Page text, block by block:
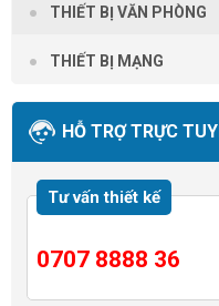
THIẾT BỊ VĂN PHÒNG
THIẾT BỊ MẠNG
HỖ TRỢ TRỰC
Tư vấn thiết kế
0707 8888 36